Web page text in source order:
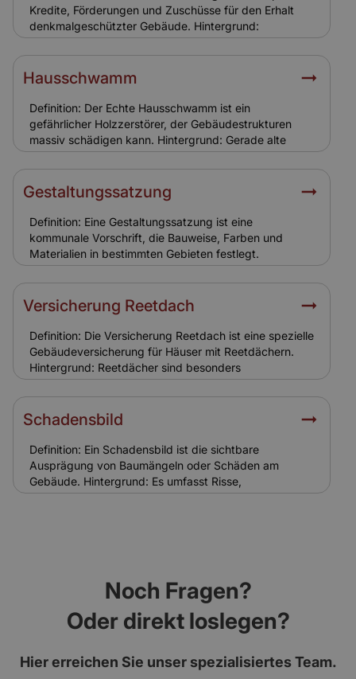
Fachwerk anfälliger für Feuchtigkeit und
Schädlingsbefall ist.
Kredite, Förderungen und Zuschüsse für den Erhalt
denkmalgeschützter Gebäude. Hintergrund:
Sanierungen von Ensemble- und Baudenkmälern sind
kostenintensiv. Öffentliche Förderungen und
steuerliche Vorteile helfen Eigentümern bei der
Erhaltungsaufwand. Relevanz für Versicherung: Eine
solide Finanzierung stellt sicher, dass Sanierungen
fachgerecht erfolgen. Für Versicherungen bedeutet
dies eine geringere Schadenanfälligkeit und
realistische Versicherungssummen.
Hausschwamm
Definition: Der Echte Hausschwamm ist ein
gefährlicher Holzzerstörer, der Gebäudestrukturen
massiv schädigen kann. Hintergrund: Gerade alte
Holzkonstruktionen in Ensemble-Gebäuden sind
gefährdet. Der Pilz breitet sich unbemerkt aus und
verursacht hohe Sanierungskosten. Relevanz für
Versicherung: Schäden durch Hausschwamm sind
meist nicht versichert, da sie als
Instandhaltungsproblem gelten. Eigentümer müssen
hier selbst vorsorgen.
Gestaltungssatzung
Definition: Eine Gestaltungssatzung ist eine
kommunale Vorschrift, die Bauweise, Farben und
Materialien in bestimmten Gebieten festlegt.
Hintergrund: In Ensemble- oder Altstadtbereichen
dient sie dazu, das Ortsbild zu bewahren. Eigentümer
müssen sich bei Sanierungen und Neubauten daran
halten. Relevanz für Versicherung:
Gestaltungssatzungen führen zu höheren
Sanierungskosten. Versicherungen berücksichtigen
diese Auflagen bei der Kalkulation.
Versicherung Reetdach
Definition: Die Versicherung Reetdach ist eine spezielle
Gebäudeversicherung für Häuser mit Reetdächern.
Hintergrund: Reetdächer sind besonders
brandgefährdet und erfordern spezielle
Versicherungsbedingungen. Sie sind typisch für
historische Ensemble-Gebäude in Norddeutschland.
Reetdachversicherung ist notwendig, da
Standardgebäudeversicherungen oft keinen Schutz
bieten.
Schadensbild
Definition: Ein Schadensbild ist die sichtbare
Ausprägung von Baumängeln oder Schäden am
Gebäude. Hintergrund: Es umfasst Risse,
Feuchtigkeitsspuren, Abplatzungen oder
Schadenseinschätzung und Kalkulation.
Noch Fragen?
Oder direkt loslegen?
Hier erreichen Sie unser spezialisiertes Team.